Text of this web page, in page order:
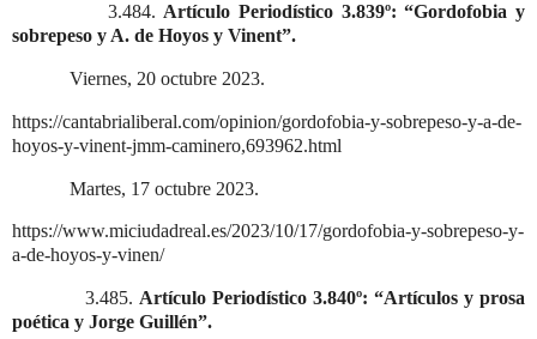
3.484. Artículo Periodístico 3.839º: “Gordofobia y
sobrepeso y A. de Hoyos y Vinent”.
Viernes, 20 octubre 2023.
https://cantabrialiberal.com/opinion/gordofobia-y-sobrepeso-y-a-de-
hoyos-y-vinent-jmm-caminero,693962.html
Martes, 17 octubre 2023.
https://www.miciudadreal.es/2023/10/17/gordofobia-y-sobrepeso-y-
a-de-hoyos-y-vinen/
3.485. Artículo Periodístico 3.840º: “Artículos y prosa
poética y Jorge Guillén”.